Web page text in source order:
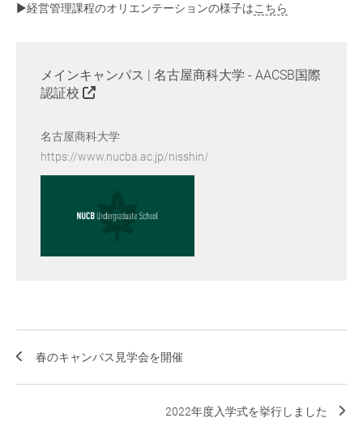
▶︎経営管理課程のオリエンテーションの様子はこちら
メインキャンパス | 名古屋商科大学 - AACSB国際
認証校
名古屋商科大学
https://www.nucba.ac.jp/nisshin/
春のキャンパス見学会を開催
2022年度入学式を挙行しました